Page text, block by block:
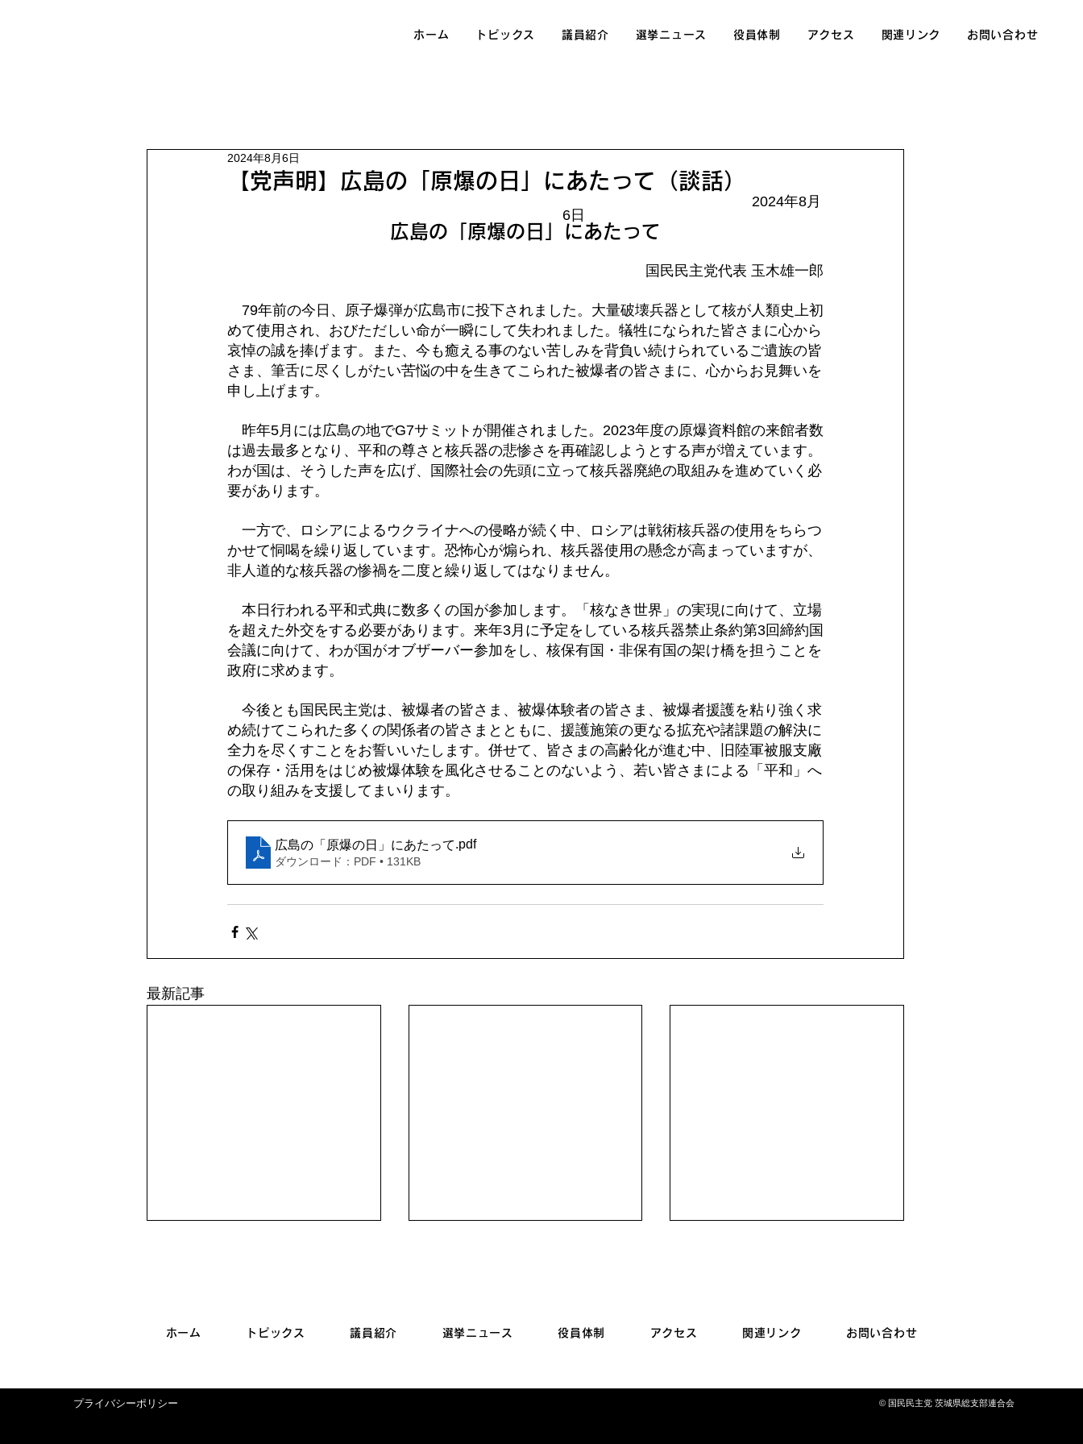
ホーム トピックス 議員紹介 選挙ニュース 役員体制 アクセス 関連リンク お問い合わせ
【党声明】広島の「原爆の日」にあたって（談話）
2024年8月6日
2024年8月
6日
広島の「原爆の日」にあたって
国民民主党代表 玉木雄一郎
79年前の今日、原子爆弾が広島市に投下されました。大量破壊兵器として核が人類史上初
めて使用され、おびただしい命が一瞬にして失われました。犠牲になられた皆さまに心から
哀悼の誠を捧げます。また、今も癒える事のない苦しみを背負い続けられているご遺族の皆
さま、筆舌に尽くしがたい苦悩の中を生きてこられた被爆者の皆さまに、心からお見舞いを
申し上げます。
昨年5月には広島の地でG7サミットが開催されました。2023年度の原爆資料館の来館者数
は過去最多となり、平和の尊さと核兵器の悲惨さを再確認しようとする声が増えています。
わが国は、そうした声を広げ、国際社会の先頭に立って核兵器廃絶の取組みを進めていく必
要があります。
一方で、ロシアによるウクライナへの侵略が続く中、ロシアは戦術核兵器の使用をちらつ
かせて恫喝を繰り返しています。恐怖心が煽られ、核兵器使用の懸念が高まっていますが、
非人道的な核兵器の惨禍を二度と繰り返してはなりません。
本日行われる平和式典に数多くの国が参加します。「核なき世界」の実現に向けて、立場
を超えた外交をする必要があります。来年3月に予定をしている核兵器禁止条約第3回締約国
会議に向けて、わが国がオブザーバー参加をし、核保有国・非保有国の架け橋を担うことを
政府に求めます。
今後とも国民民主党は、被爆者の皆さま、被爆体験者の皆さま、被爆者援護を粘り強く求
め続けてこられた多くの関係者の皆さまとともに、援護施策の更なる拡充や諸課題の解決に
全力を尽くすことをお誓いいたします。併せて、皆さまの高齢化が進む中、旧陸軍被服支廠
の保存・活用をはじめ被爆体験を風化させることのないよう、若い皆さまによる「平和」へ
の取り組みを支援してまいります。
広島の「原爆の日」にあたって.pdf
ダウンロード：PDF • 131KB
最新記事
※開催会場変更のお知らせ
【選挙結果】2026年7月12
国民民主党茨城県連【認知度
ホーム トピックス 議員紹介 選挙ニュース 役員体制 アクセス 関連リンク お問い合わせ
プライバシーポリシー © 国民民主党 茨城県総支部連合会